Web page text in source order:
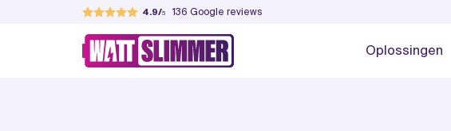
4.9 136 Google reviews
WattSlimmer
Jouw partner in verduurzamen Oplossingen